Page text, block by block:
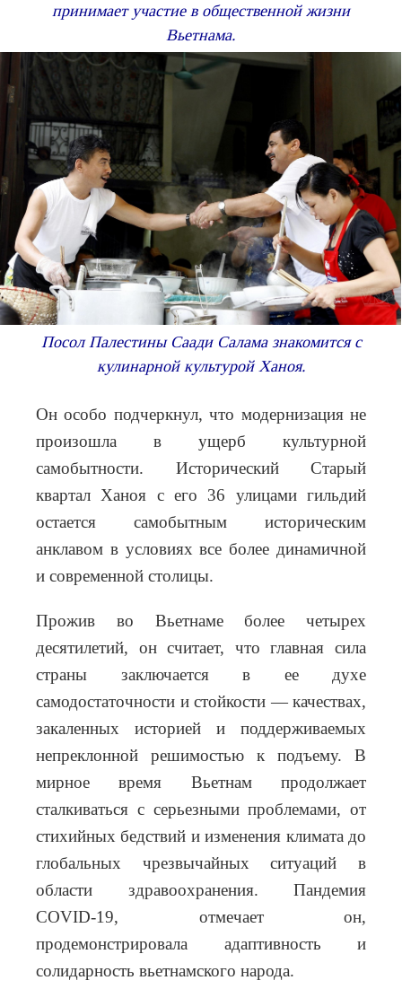
принимает участие в общественной жизни
Вьетнама.
Посол Палестины Саади Салама знакомится с
кулинарной культурой Ханоя.
Он особо подчеркнул, что модернизация не
произошла в ущерб культурной
самобытности. Исторический Старый
квартал Ханоя с его 36 улицами гильдий
остается самобытным историческим
анклавом в условиях все более динамичной
и современной столицы.
Прожив во Вьетнаме более четырех
десятилетий, он считает, что главная сила
страны заключается в ее духе
самодостаточности и стойкости — качествах,
закаленных историей и поддерживаемых
непреклонной решимостью к подъему. В
мирное время Вьетнам продолжает
сталкиваться с серьезными проблемами, от
стихийных бедствий и изменения климата до
глобальных чрезвычайных ситуаций в
области здравоохранения. Пандемия
COVID-19, отмечает он,
продемонстрировала адаптивность и
солидарность вьетнамского народа.